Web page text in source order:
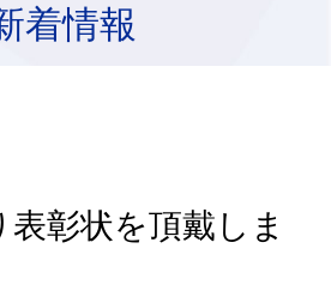
着情報
彰状を頂戴しま